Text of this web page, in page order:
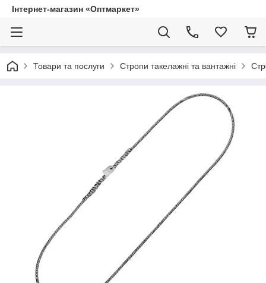
Інтернет-магазин «Оптмаркет»
Товари та послуги Стропи такелажні та вантажні